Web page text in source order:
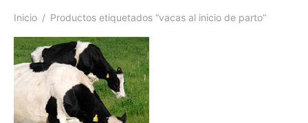
Inicio / Productos etiquetados “vacas al inicio de parto”